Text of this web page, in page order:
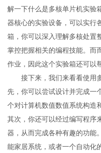
解一下什么是多核单片机实验
器核心的实验设备，可以实行
箱，你可以深入理解多核处置
掌控把握相关的编程技能。而
作业，因此这个实验箱还可以
接下来，我们来看看使用
先，你可以尝试设计并完成一
个对计算机数值数值系统构造
其次，你还可以经过编写程序
器，从而完成各种有趣的功能
能家居系统，或者一个自动化